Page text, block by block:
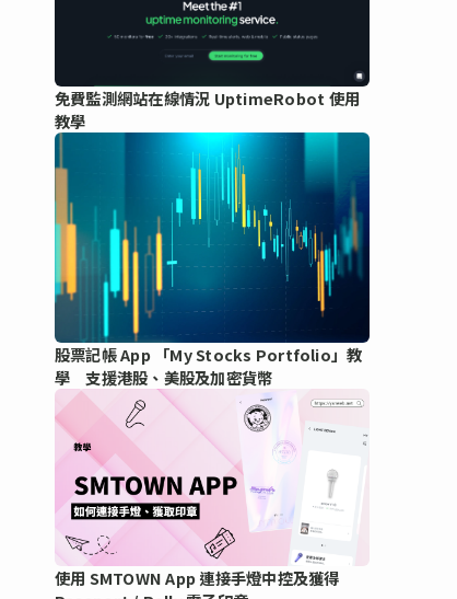
免費監測網站在線情況 UptimeRobot 使用
教學
股票記帳 App 「My Stocks Portfolio」教
學 支援港股、美股及加密貨幣
使用 SMTOWN App 連接手燈中控及獲得